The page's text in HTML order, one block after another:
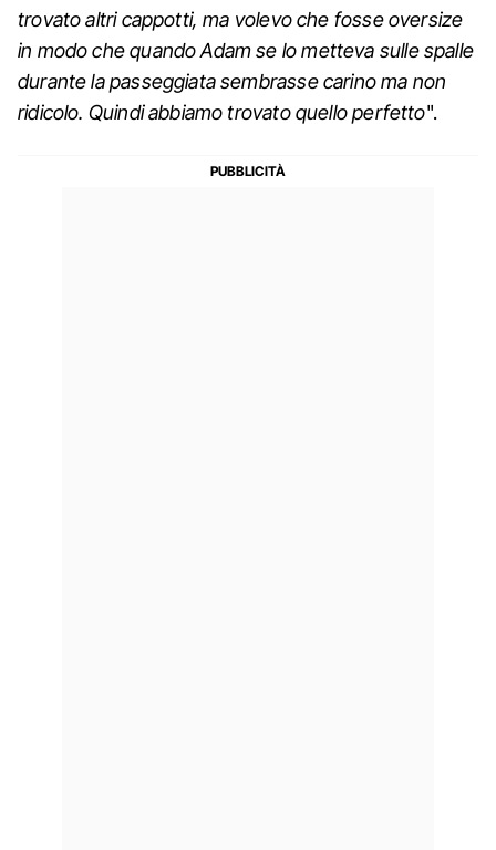
trovato altri cappotti, ma volevo che fosse oversize
in modo che quando Adam se lo metteva sulle spalle
durante la passeggiata sembrasse carino ma non
ridicolo. Quindi abbiamo trovato quello perfetto".